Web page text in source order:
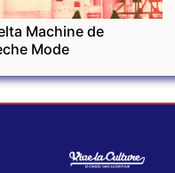
Machine de
Mode